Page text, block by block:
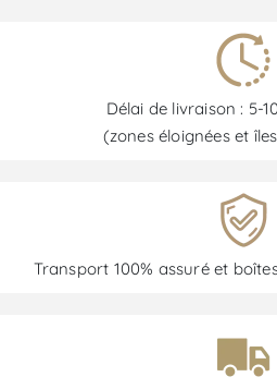
Délai de livraison : 5-
(zones éloignées et
Transport 100% assuré et